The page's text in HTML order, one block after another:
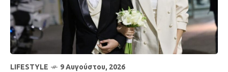
LIFESTYLE 9 Αυγούστου, 2026